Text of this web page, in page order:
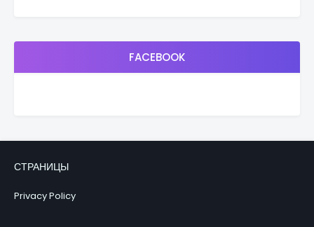
FACEBOOK
СТРАНИЦЫ
Privacy Policy